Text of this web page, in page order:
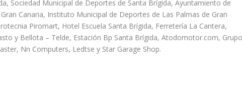
Sociedad Municipal de Deportes de Santa Brígida, Ayuntamiento de
Canaria, Instituto Municipal de Deportes de Las Palmas de Gran
Piromart, Hotel Escuela Santa Brígida, Ferretería La Cantera,
y Bellota – Telde, Estación Bp Santa Brígida, Atodomotor.com,
Nn Computers, Ledtse y Star Garage Shop.